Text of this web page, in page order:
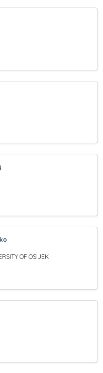
OF OSIJEK